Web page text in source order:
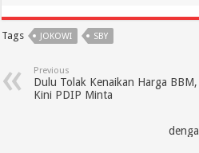
Tags JOKOWI SBY
Previous
Dulu Tolak Kenaikan Harga BBM,
Kini PDIP Minta